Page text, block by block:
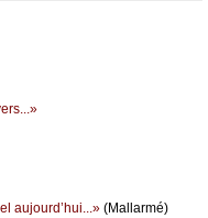
аuјоurd’hui...» (Μаllаrmé)